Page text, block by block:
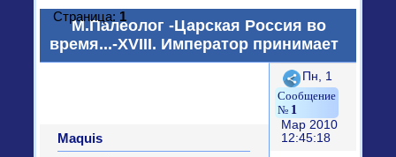
М.Палеолог -Царская Россия во
время...-XVIII. Император принимает
Страница: 1
Поделиться
1
Пн, 1
Мар 2010
12:45:18
Maquis